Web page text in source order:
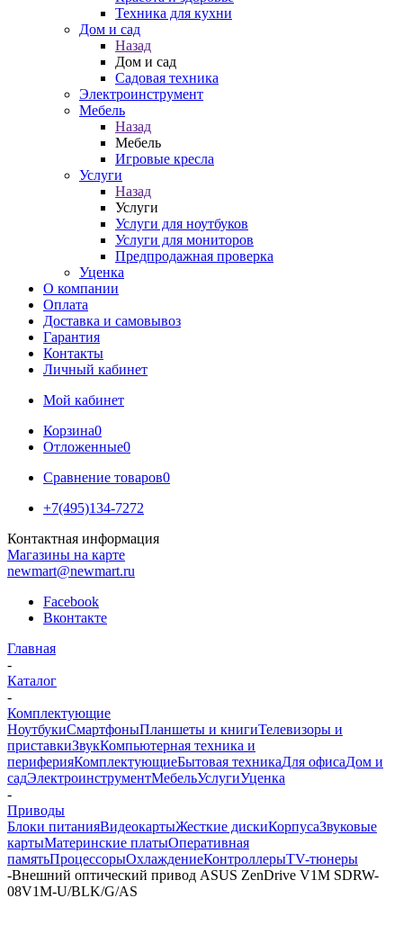
Техника для кухни
Дом и сад
Назад
Дом и сад
Садовая техника
Электроинструмент
Мебель
Назад
Мебель
Игровые кресла
Услуги
Назад
Услуги
Услуги для ноутбуков
Услуги для мониторов
Предпродажная проверка
Уценка
О компании
Оплата
Доставка и самовывоз
Гарантия
Контакты
Личный кабинет
Мой кабинет
Корзина0
Отложенные0
Сравнение товаров0
+7(495)134-7272
Контактная информация
Магазины на карте
newmart@newmart.ru
Facebook
Вконтакте
Главная
-
Каталог
-
Комплектующие
НоутбукиСмартфоныПланшеты и книгиТелевизоры и
приставкиЗвукКомпьютерная техника и
периферияКомплектующиеБытовая техникаДля офисаДом и
садЭлектроинструментМебельУслугиУценка
-
Приводы
Блоки питанияВидеокартыЖесткие дискиКорпусаЗвуковые
картыМатеринские платыОперативная
памятьПроцессорыОхлаждениеКонтроллерыTV-тюнеры
-Внешний оптический привод ASUS ZenDrive V1M SDRW-
08V1M-U/BLK/G/AS